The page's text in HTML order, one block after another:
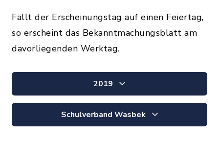
Fällt der Erscheinungstag auf einen Feiertag,
so erscheint das Bekanntmachungsblatt am
davorliegenden Werktag.
2019
Schulverband Wasbek